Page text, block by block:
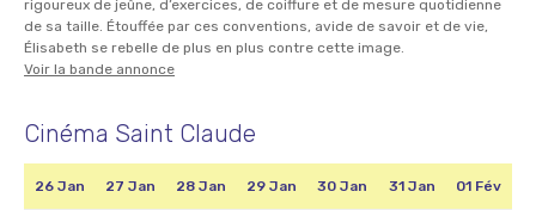
rigoureux de jeûne, d’exercices, de coiffure et de mesure quotidienne
de sa taille. Étouffée par ces conventions, avide de savoir et de vie,
Élisabeth se rebelle de plus en plus contre cette image.
Voir la bande annonce
Cinéma Saint Claude
26 Jan 27 Jan 28 Jan 29 Jan 30 Jan 31 Jan 01 Fév